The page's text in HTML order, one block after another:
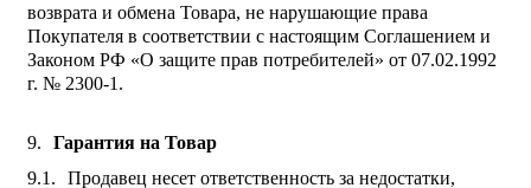
возврата и обмена Товара, не нарушающие права
Покупателя в соответствии с настоящим Соглашением и
Законом РФ «О защите прав потребителей» от 07.02.1992
г. № 2300-1.
Гарантия на Товар
Продавец несет ответственность за недостатки,